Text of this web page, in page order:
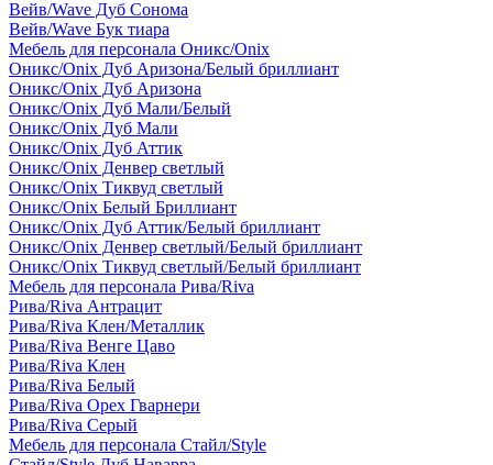
Вейв/Wave Дуб Сонома
Вейв/Wave Бук тиара
Мебель для персонала Оникс/Onix
Оникс/Onix Дуб Аризона/Белый бриллиант
Оникс/Onix Дуб Аризона
Оникс/Onix Дуб Мали/Белый
Оникс/Onix Дуб Мали
Оникс/Onix Дуб Аттик
Оникс/Onix Денвер светлый
Оникс/Onix Тиквуд светлый
Оникс/Onix Белый Бриллиант
Оникс/Onix Дуб Аттик/Белый бриллиант
Оникс/Onix Денвер светлый/Белый бриллиант
Оникс/Onix Тиквуд светлый/Белый бриллиант
Мебель для персонала Рива/Riva
Рива/Riva Антрацит
Рива/Riva Клен/Металлик
Рива/Riva Венге Цаво
Рива/Riva Клен
Рива/Riva Белый
Рива/Riva Орех Гварнери
Рива/Riva Серый
Мебель для персонала Стайл/Style